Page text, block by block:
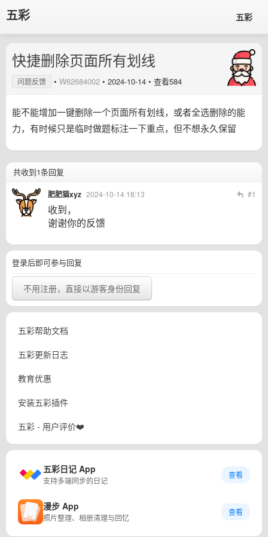
五彩 五彩
快捷删除页面所有划线
问题反馈 • W62684002 • 2024-10-14 • 查看584
能不能增加一键删除一个页面所有划线，或者全选删除的能
力，有时候只是临时做题标注一下重点，但不想永久保留
共收到1条回复
肥肥猫xyz 2024-10-14 18:13 #1
收到，
谢谢你的反馈
登录后即可参与回复
不用注册，直接以游客身份回复
五彩帮助文档
五彩更新日志
教育优惠
安装五彩插件
五彩 - 用户评价❤️
五彩日记 App
支持多端同步的日记
查看
漫步 App
照片整理、相册清理与回忆
查看